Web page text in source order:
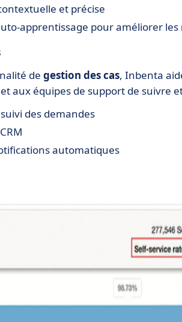
et précise
apprentissage pour améliorer
de gestion des cas, Inbenta
aux équipes de support de suivre
des demandes
automatiques